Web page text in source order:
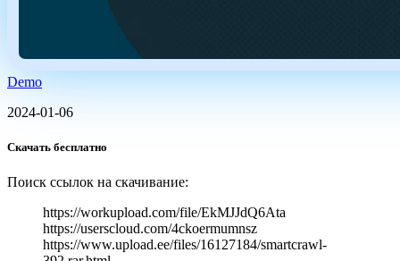
Demo
2024-01-06
Скачать бесплатно
Поиск ссылок на скачивание:
https://workupload.com/file/EkMJJdQ6Ata
https://userscloud.com/4ckoermumnsz
https://www.upload.ee/files/16127184/smartcrawl-